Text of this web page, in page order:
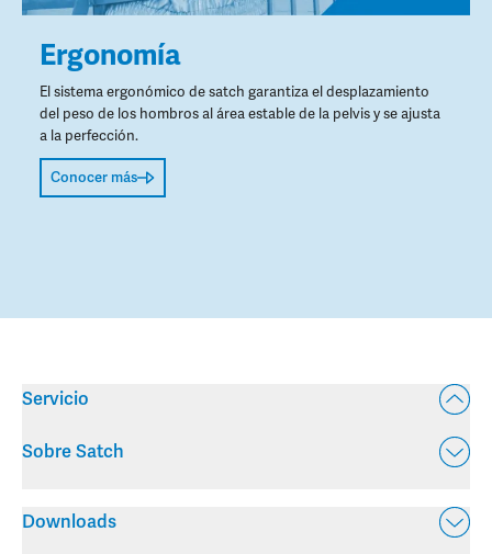
Ergonomía
El sistema ergonómico de satch garantiza el desplazamiento
del peso de los hombros al área estable de la pelvis y se ajusta
a la perfección.
Conocer más
Servicio
Sobre Satch
Downloads